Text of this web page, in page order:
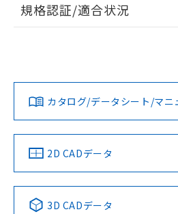
ログイン/会員
ダウンロードデータをご利用いただ
みください。
ソフトウェアの使用条件
EU RoHS 注意事項・凡例
対応済み
中国 RoHS 注意事項・凡例
規格認証/適合状況
LR型式承認
（イギリス
船舶規格）
DNV型式承認
（ノルウェー
No No
カタログ/データシート/マニ
2D CADデータ
3D CADデータ